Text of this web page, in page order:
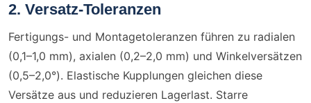
2. Versatz-Toleranzen
Fertigungs- und Montagetoleranzen führen zu radialen
(0,1–1,0 mm), axialen (0,2–2,0 mm) und Winkelversätzen
(0,5–2,0°). Elastische Kupplungen gleichen diese
Versätze aus und reduzieren Lagerlast. Starre